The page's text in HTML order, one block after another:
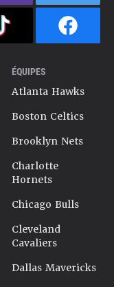
ÉQUIPES
Atlanta Hawks
Boston Celtics
Brooklyn Nets
Charlotte
Hornets
Chicago Bulls
Cleveland
Cavaliers
Dallas Mavericks